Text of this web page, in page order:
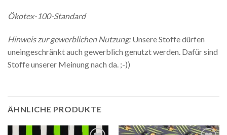
Ökotex-100-Standard
Hinweis zur gewerblichen Nutzung:Unsere Stoffe dürfen
uneingeschränkt auch gewerblich genutzt werden. Dafür sind
Stoffe unserer Meinung nach da. ;-))
ÄHNLICHE PRODUKTE